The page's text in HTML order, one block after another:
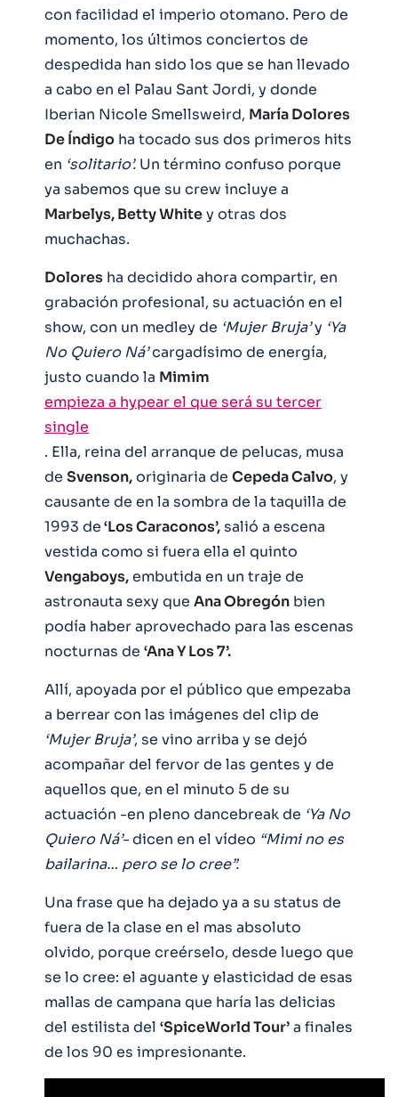
con facilidad el imperio otomano. Pero de
momento, los últimos conciertos de
despedida han sido los que se han llevado
a cabo en el Palau Sant Jordi, y donde
Iberian Nicole Smellsweird, María Dolores
De Índigo ha tocado sus dos primeros hits
en ‘solitario’. Un término confuso porque
ya sabemos que su crew incluye a
Marbelys, Betty Whitey otras dos
muchachas.
Dolores ha decidido ahora compartir, en
grabación profesional, su actuación en el
show, con un medley de ‘Mujer Bruja’y ‘Ya
No Quiero Ná’cargadísimo de energía,
justo cuando la Mimim
empieza a hypear el que será su tercer
single
. Ella, reina del arranque de pelucas, musa
de Svenson,originaria de Cepeda Calvo, y
causante de en la sombra de la taquilla de
1993 de‘Los Caraconos’,salió a escena
vestida como si fuera ella el quinto
Vengaboys,embutida en un traje de
astronauta sexy que Ana Obregón bien
podía haber aprovechado para las escenas
nocturnas de ‘Ana Y Los 7’.
Allí, apoyada por el público que empezaba
a berrear con las imágenes del clip de
‘Mujer Bruja’, se vino arriba y se dejó
acompañar del fervor de las gentes y de
aquellos que, en el minuto 5 de su
actuación -en pleno dancebreak de ‘Ya No
Quiero Ná’-dicen en el vídeo “Mimi no es
bailarina… pero se lo cree”.
Una frase que ha dejado ya a su status de
fuera de la clase en el mas absoluto
olvido, porque creérselo, desde luego que
se lo cree: el aguante y elasticidad de esas
mallas de campana que haría las delicias
del estilista del ‘SpiceWorld Tour’a finales
de los 90 es impresionante.